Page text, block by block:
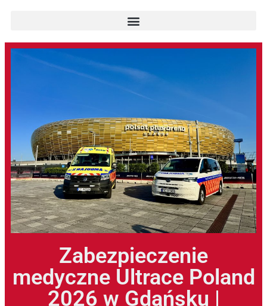
Zabezpieczenie
medyczne Ultrace Poland
2026 w Gdańsku |